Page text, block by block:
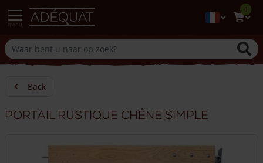
0
Back
Portail rustique chêne simple